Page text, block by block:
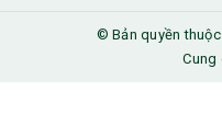
© Bản quyền thuộc
Cung